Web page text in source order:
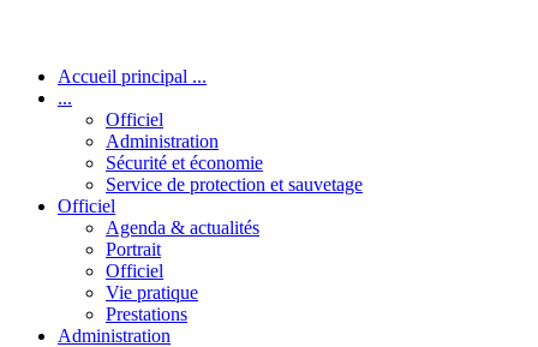
Accueil principal ...
...
Officiel
Administration
Sécurité et économie
Service de protection et sauvetage
Officiel
Agenda & actualités
Portrait
Officiel
Vie pratique
Prestations
Administration